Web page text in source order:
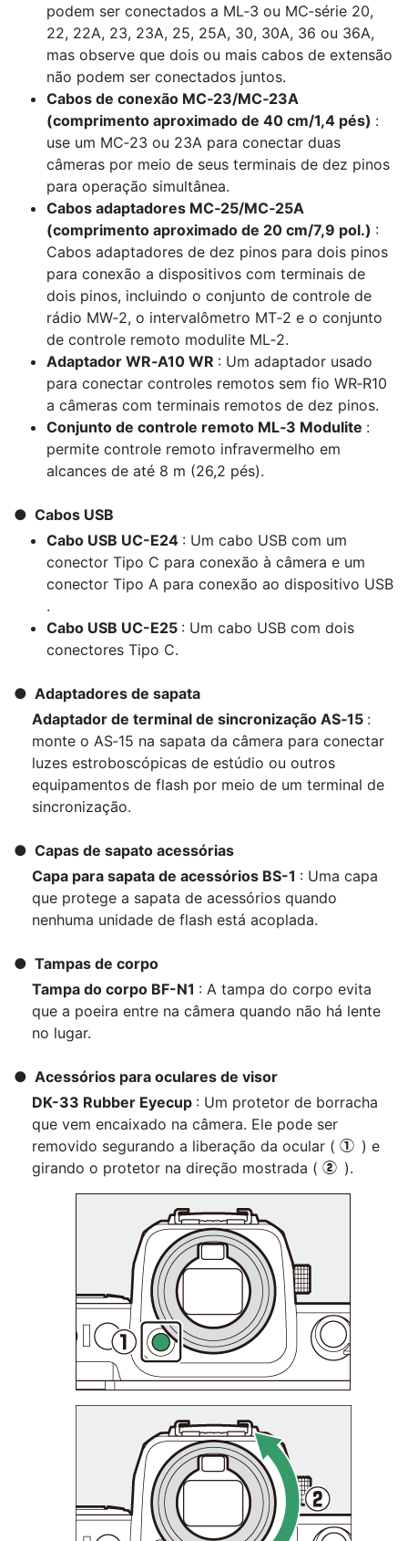
podem ser conectados a ML‑3 ou MC‑série 20,
22, 22A, 23, 23A, 25, 25A, 30, 30A, 36 ou 36A,
mas observe que dois ou mais cabos de extensão
não podem ser conectados juntos.
Cabos de conexão MC‑23/MC‑23A
(comprimento aproximado de 40 cm/1,4 pés) :
use um MC‑23 ou 23A para conectar duas
câmeras por meio de seus terminais de dez pinos
para operação simultânea.
Cabos adaptadores MC‑25/MC‑25A
(comprimento aproximado de 20 cm/7,9 pol.) :
Cabos adaptadores de dez pinos para dois pinos
para conexão a dispositivos com terminais de
dois pinos, incluindo o conjunto de controle de
rádio MW‑2, o intervalômetro MT‑2 e o conjunto
de controle remoto modulite ML‑2.
Adaptador WR‑A10 WR : Um adaptador usado
para conectar controles remotos sem fio WR‑R10
a câmeras com terminais remotos de dez pinos.
Conjunto de controle remoto ML‑3 Modulite :
permite controle remoto infravermelho em
alcances de até 8 m (26,2 pés).
Cabos USB
Cabo USB UC-E24 : Um cabo USB com um
conector Tipo C para conexão à câmera e um
conector Tipo A para conexão ao dispositivo USB
.
Cabo USB UC-E25 : Um cabo USB com dois
conectores Tipo C.
Adaptadores de sapata
Adaptador de terminal de sincronização AS‑15 :
monte o AS‑15 na sapata da câmera para conectar
luzes estroboscópicas de estúdio ou outros
equipamentos de flash por meio de um terminal de
sincronização.
Capas de sapato acessórias
Capa para sapata de acessórios BS-1 : Uma capa
que protege a sapata de acessórios quando
nenhuma unidade de flash está acoplada.
Tampas de corpo
Tampa do corpo BF-N1 : A tampa do corpo evita
que a poeira entre na câmera quando não há lente
no lugar.
Acessórios para oculares de visor
DK-33 Rubber Eyecup : Um protetor de borracha
que vem encaixado na câmera. Ele pode ser
removido segurando a liberação da ocular ( q ) e
girando o protetor na direção mostrada ( w ).